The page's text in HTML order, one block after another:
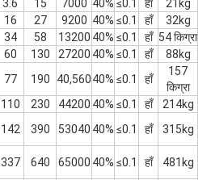
3.6 15 7000 40% ≤0.1 हाँ
21kg
16 27 9200 40% ≤0.1 हाँ
32kg
34 58 13200 40% ≤0.1 हाँ 54 किग्रा
60 130 27200 40% ≤0.1 हाँ
88kg
77 190 40,56040% ≤0.1 हाँ
157
किग्रा
110 230 44200 40% ≤0.1 हाँ
214kg
142 390 53040 40% ≤0.1 हाँ 315kg
337 640 65000 40% ≤0.1 हाँ 481kg